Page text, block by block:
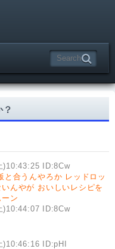
)10:43:25 ID:8Cw
と合うんやろか レッドロッ
んやが おいしいレシピを
ン
)10:44:07 ID:8Cw
ID:pHI